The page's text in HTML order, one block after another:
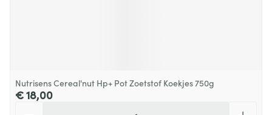
Nutrisens Cereal'nut Hp+ Pot Zoetstof Koekjes 750g
€ 18,00